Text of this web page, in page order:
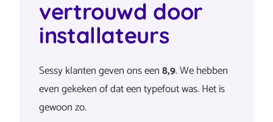
vertrouwd door
installateurs
Sessy klanten geven ons een8,9. We hebben
even gekeken of dat een typefout was. Het is
gewoon zo.